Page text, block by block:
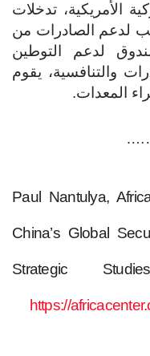
الأمريكية، تدخلات
لدعم الصادرات من
لدعم التوطين
والتنافسية، يقوم
المعدات.
Paul Nantulya,
China’s Global
Strategic
https://